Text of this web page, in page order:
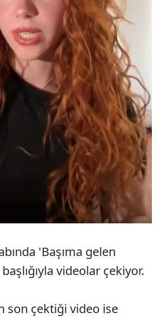
'Başıma gelen
videolar çekiyor.
son çektiği video ise